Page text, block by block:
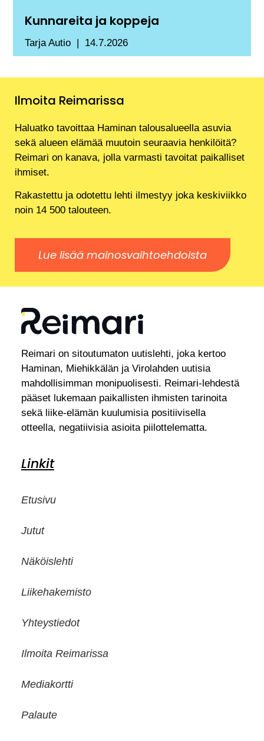
Kunnareita ja koppeja
Tarja Autio 14.7.2026
Ilmoita Reimarissa
Haluatko tavoittaa Haminan talousalueella asuvia
sekä alueen elämää muutoin seuraavia henkilöitä?
Reimari on kanava, jolla varmasti tavoitat paikalliset
ihmiset.
Rakastettu ja odotettu lehti ilmestyy joka keskiviikko
noin 14 500 talouteen.
Lue lisää mainosvaihtoehdoista
Reimari on sitoutumaton uutislehti, joka kertoo
Haminan, Miehikkälän ja Virolahden uutisia
mahdollisimman monipuolisesti. Reimari-lehdestä
pääset lukemaan paikallisten ihmisten tarinoita
sekä liike-elämän kuulumisia positiivisella
otteella, negatiivisia asioita piilottelematta.
Linkit
Etusivu
Jutut
Näköislehti
Liikehakemisto
Yhteystiedot
Ilmoita Reimarissa
Mediakortti
Palaute